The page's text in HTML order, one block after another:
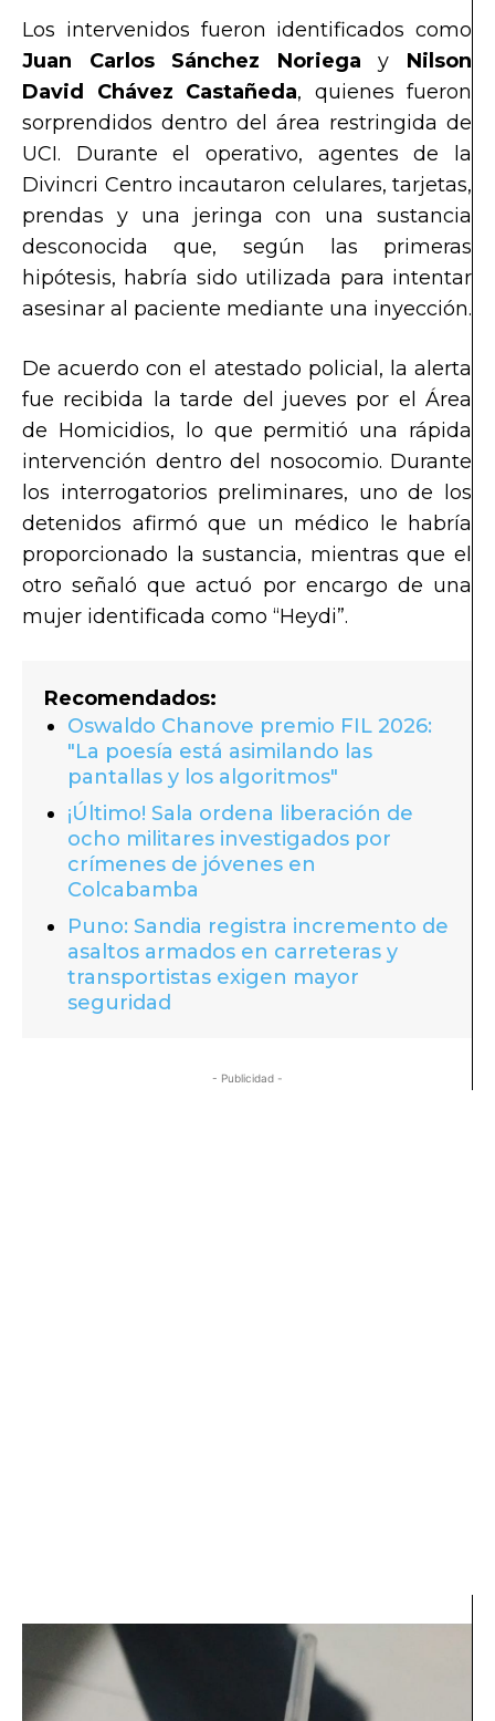
Los intervenidos fueron identificados como
Juan Carlos Sánchez Noriega y Nilson
David Chávez Castañeda, quienes fueron
sorprendidos dentro del área restringida de
UCI. Durante el operativo, agentes de la
Divincri Centro incautaron celulares, tarjetas,
prendas y una jeringa con una sustancia
desconocida que, según las primeras
hipótesis, habría sido utilizada para intentar
asesinar al paciente mediante una inyección.
De acuerdo con el atestado policial, la alerta
fue recibida la tarde del jueves por el Área
de Homicidios, lo que permitió una rápida
intervención dentro del nosocomio. Durante
los interrogatorios preliminares, uno de los
detenidos afirmó que un médico le habría
proporcionado la sustancia, mientras que el
otro señaló que actuó por encargo de una
mujer identificada como “Heydi”.
Recomendados:
Oswaldo Chanove premio FIL 2026:
"La poesía está asimilando las
pantallas y los algoritmos"
¡Último! Sala ordena liberación de
ocho militares investigados por
crímenes de jóvenes en
Colcabamba
Puno: Sandia registra incremento de
asaltos armados en carreteras y
transportistas exigen mayor
seguridad
- Publicidad -